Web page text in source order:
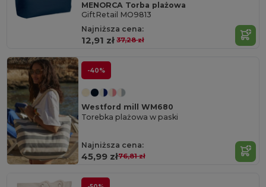
MENORCA Torba plażowa
GiftRetail MO9813
Najniższa cena:
12,91 zł 37,28 zł
-40%
Westford mill WM680
Torebka plażowa w paski
Najniższa cena:
45,99 zł76,81 zł